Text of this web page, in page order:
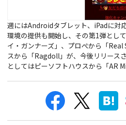
週にはAndroidタブレット、iPadに対
環境の提供も開始し、その第1弾とし
イ・ガンナーズ」、プロぺから「
スから「Ragdoll」が、今後リリース
としてはピーソフトハウスから「AR